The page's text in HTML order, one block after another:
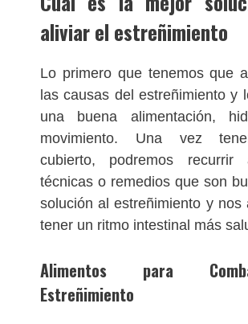
aliviar el estreñimiento
Lo primero que tenemos que
las causas del estreñimiento y
una buena alimentación,
movimiento. Una vez
cubierto, podremos recurrir
técnicas o remedios que son
solución al estreñimiento y nos
tener un ritmo intestinal más
Alimentos para
Estreñimiento